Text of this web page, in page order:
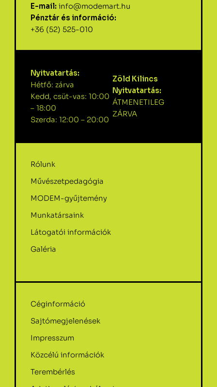
E-mail: info@modemart.hu
Pénztár és információ:
+36 (52) 525-010
Nyitvatartás:
Hétfő: zárva
Kedd, csüt-vas: 10:00
– 18:00
Szerda: 12:00 – 20:00
Zöld Kilincs
Nyitvatartás:
ÁTMENETILEG
ZÁRVA
Rólunk
Művészetpedagógia
MODEM-gyűjtemény
Munkatársaink
Látogatói információk
Galéria
Céginformáció
Sajtómegjelenések
Impresszum
Közcélú információk
Terembérlés